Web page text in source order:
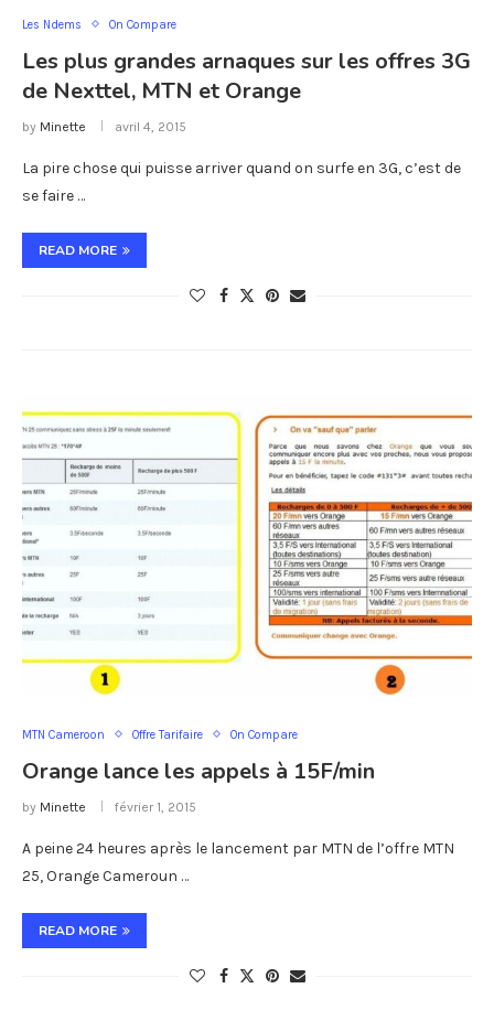
Les Ndems On Compare
Les plus grandes arnaques sur les offres 3G
de Nexttel, MTN et Orange
by Minette avril 4, 2015
La pire chose qui puisse arriver quand on surfe en 3G, c’est de
se faire …
READ MORE
MTN Cameroon Offre Tarifaire On Compare
Orange lance les appels à 15F/min
by Minette février 1, 2015
A peine 24 heures après le lancement par MTN de l’offre MTN
25, Orange Cameroun …
READ MORE